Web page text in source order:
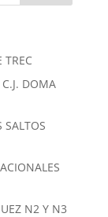
TREC
DOMA
SALTOS
N2 Y N3